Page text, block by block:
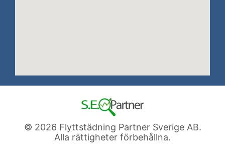
© 2026 Flyttstädning Partner Sverige AB.
Alla rättigheter förbehållna.